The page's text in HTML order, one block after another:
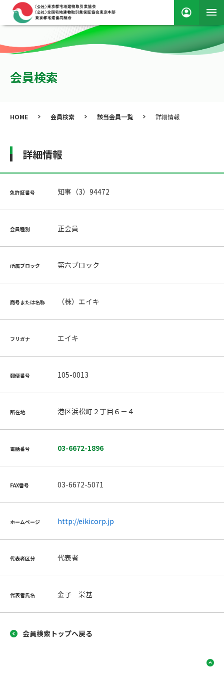
会員検索
HOME 会員検索 該当会員一覧 詳細情報
詳細情報
免許証番号 知事（3）94472
会員種別 正会員
所属ブロック 第六ブロック
商号または名称 （株）エイキ
フリガナ エイキ
郵便番号 105-0013
所在地 港区浜松町２丁目６－４
電話番号 03-6672-1896
FAX番号 03-6672-5071
ホームページ http://eikicorp.jp
代表者区分 代表者
代表者氏名 金子 栄基
会員検索トップへ戻る